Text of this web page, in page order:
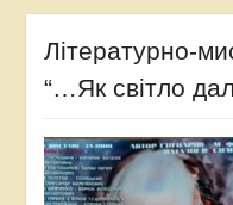
Літературно-
“…Як світло